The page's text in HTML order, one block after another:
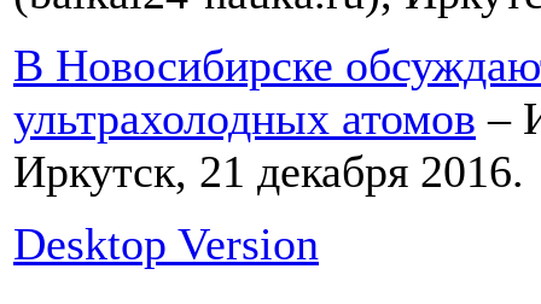
В Новосибирске
ультрахолодных атомов –
Иркутск, 21 декабря 2016.
Desktop Version